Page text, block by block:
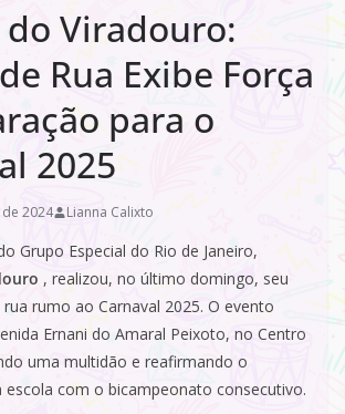
Viradouro:
Rua Exibe Força
para o
2025
2024 Lianna Calixto
Grupo Especial do Rio de Janeiro,
, realizou, no último domingo, seu
rumo ao Carnaval 2025. O evento
Ernani do Amaral Peixoto, no Centro
uma multidão e reafirmando o
com o bicampeonato consecutivo.